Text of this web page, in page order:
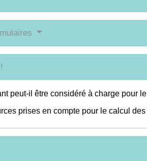
peut-il être considéré à charge pour
prises en compte pour le calcul